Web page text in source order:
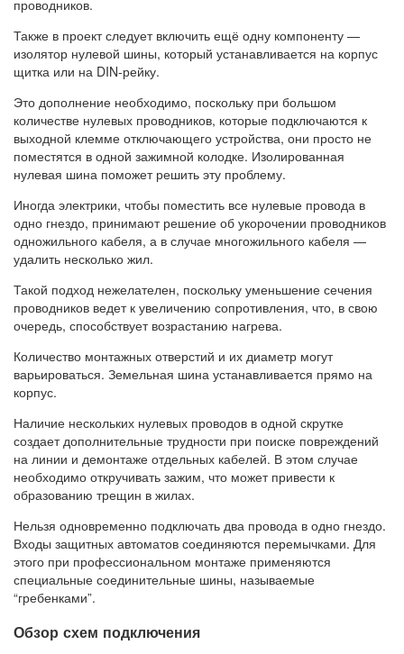
проводников.
Также в проект следует включить ещё одну компоненту —
изолятор нулевой шины, который устанавливается на корпус
щитка или на DIN-рейку.
Это дополнение необходимо, поскольку при большом
количестве нулевых проводников, которые подключаются к
выходной клемме отключающего устройства, они просто не
поместятся в одной зажимной колодке. Изолированная
нулевая шина поможет решить эту проблему.
Иногда электрики, чтобы поместить все нулевые провода в
одно гнездо, принимают решение об укорочении проводников
одножильного кабеля, а в случае многожильного кабеля —
удалить несколько жил.
Такой подход нежелателен, поскольку уменьшение сечения
проводников ведет к увеличению сопротивления, что, в свою
очередь, способствует возрастанию нагрева.
Количество монтажных отверстий и их диаметр могут
варьироваться. Земельная шина устанавливается прямо на
корпус.
Наличие нескольких нулевых проводов в одной скрутке
создает дополнительные трудности при поиске повреждений
на линии и демонтаже отдельных кабелей. В этом случае
необходимо откручивать зажим, что может привести к
образованию трещин в жилах.
Нельзя одновременно подключать два провода в одно гнездо.
Входы защитных автоматов соединяются перемычками. Для
этого при профессиональном монтаже применяются
специальные соединительные шины, называемые
“гребенками”.
Обзор схем подключения